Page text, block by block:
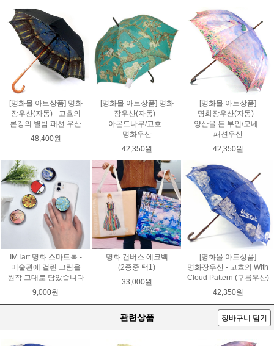
[명화몰 아트상품] 명화
장우산(자동) - 고흐의
론강의 별밤 패션 우산
48,400원
[명화몰 아트상품] 명화
장우산(자동) -
아몬드나무/고흐 -
명화우산
42,350원
[명화몰 아트상품]
명화장우산(자동) -
양산을 든 부인/모네 -
패션우산
42,350원
IMTart 명화 스마트톡 -
미술관에 걸린 그림을
원작 그대로 담았습니다
9,000원
명화 캔버스 에코백
(2종중 택1)
33,000원
[명화몰 아트상품]
명화장우산 - 고흐의 With
Cloud Pattern (구름우산)
42,350원
관련상품 장바구니 담기